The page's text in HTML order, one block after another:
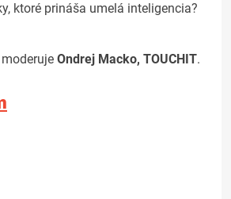
ktoré prináša umelá inteligencia?
Ondrej Macko, TOUCHIT.